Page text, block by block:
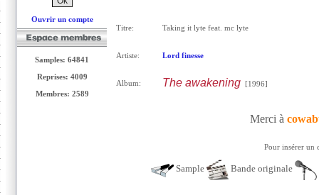
Ouvrir un compte
Samples: 64841
Reprises: 4009
Membres: 2589
Titre: Taking it lyte feat. mc lyte
Artiste: Lord finesse
Album: The awakening[1996]
Merci à
Pour insérer un
Sample Bande originale